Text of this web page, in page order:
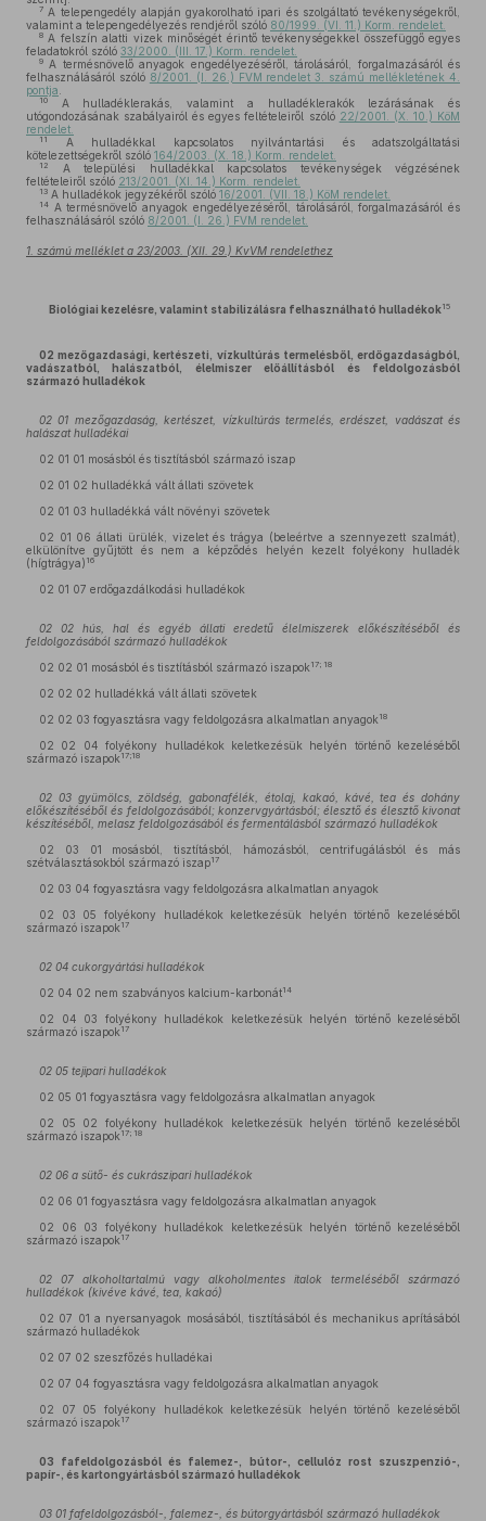
7 A telepengedély alapján gyakorolható ipari és szolgáltató tevékenységekről,
valamint a telepengedélyezés rendjéről szóló 80/1999. (VI. 11.) Korm. rendelet.
8 A felszín alatti vizek minőségét érintő tevékenységekkel összefüggő egyes
feladatokról szóló 33/2000. (III. 17.) Korm. rendelet.
9 A termésnövelő anyagok engedélyezéséről, tárolásáról, forgalmazásáról és
felhasználásáról szóló 8/2001. (I. 26.) FVM rendelet 3. számú mellékletének 4.
pontja
10
A hulladéklerakás, valamint a hulladéklerakók lezárásának és
utógondozásának szabályairól és egyes feltételeiről szóló 22/2001. (X. 10.) KöM
rendelet.
11
A hulladékkal kapcsolatos nyilvántartási és adatszolgáltatási
kötelezettségekről szóló 164/2003. (X. 18.) Korm. rendelet.
12
A települési hulladékkal kapcsolatos tevékenységek végzésének
feltételeiről szóló 213/2001. (XI. 14.) Korm. rendelet.
13 A hulladékok jegyzékéről szóló 16/2001. (VII. 18.) KöM rendelet.
14 A termésnövelő anyagok engedélyezéséről, tárolásáról, forgalmazásáról és
felhasználásáról szóló 8/2001. (I. 26.) FVM rendelet.
1. számú melléklet a 23/2003. (XII. 29.) KvVM rendelethez
Biológiai kezelésre, valamint stabilizálásra felhasználható hulladékok15
02 mezőgazdasági, kertészeti, vízkultúrás termelésből, erdőgazdaságból,
vadászatból, halászatból, élelmiszer előállításból és feldolgozásból
származó hulladékok
02 01 mezőgazdaság, kertészet, vízkultúrás termelés, erdészet, vadászat és
halászat hulladékai
02 01 01 mosásból és tisztításból származó iszap
02 01 02 hulladékká vált állati szövetek
02 01 03 hulladékká vált növényi szövetek
02 01 06 állati ürülék, vizelet és trágya (beleértve a szennyezett szalmát),
elkülönítve gyűjtött és nem a képződés helyén kezelt folyékony hulladék
(hígtrágya) 16
02 01 07 erdőgazdálkodási hulladékok
02 02 hús, hal és egyéb állati eredetű élelmiszerek előkészítéséből és
feldolgozásából származó hulladékok
02 02 01 mosásból és tisztításból származó iszapok 17; 18
02 02 02 hulladékká vált állati szövetek
02 02 03 fogyasztásra vagy feldolgozásra alkalmatlan anyagok 18
02 02 04 folyékony hulladékok keletkezésük helyén történő kezeléséből
származó iszapok 17;18
02 03 gyümölcs, zöldség, gabonafélék, étolaj, kakaó, kávé, tea és dohány
előkészítéséből és feldolgozásából; konzervgyártásból; élesztő és élesztő kivonat
készítéséből, melasz feldolgozásából és fermentálásból származó hulladékok
02 03 01 mosásból, tisztításból, hámozásból, centrifugálásból és más
szétválasztásokból származó iszap17
02 03 04 fogyasztásra vagy feldolgozásra alkalmatlan anyagok
02 03 05 folyékony hulladékok keletkezésük helyén történő kezeléséből
származó iszapok 17
02 04 cukorgyártási hulladékok
02 04 02 nem szabványos kalcium-karbonát14
02 04 03 folyékony hulladékok keletkezésük helyén történő kezeléséből
származó iszapok 17
02 05 tejipari hulladékok
02 05 01 fogyasztásra vagy feldolgozásra alkalmatlan anyagok
02 05 02 folyékony hulladékok keletkezésük helyén történő kezeléséből
származó iszapok 17; 18
02 06 a sütő- és cukrászipari hulladékok
02 06 01 fogyasztásra vagy feldolgozásra alkalmatlan anyagok
02 06 03 folyékony hulladékok keletkezésük helyén történő kezeléséből
származó iszapok 17
02 07 alkoholtartalmú vagy alkoholmentes italok termeléséből származó
hulladékok (kivéve kávé, tea, kakaó)
02 07 01 a nyersanyagok mosásából, tisztításából és mechanikus aprításából
származó hulladékok
02 07 02 szeszfőzés hulladékai
02 07 04 fogyasztásra vagy feldolgozásra alkalmatlan anyagok
02 07 05 folyékony hulladékok keletkezésük helyén történő kezeléséből
származó iszapok 17
03 fafeldolgozásból és falemez-, bútor-, cellulóz rost szuszpenzió-,
papír-, és kartongyártásból származó hulladékok
03 01 fafeldolgozásból-, falemez-, és bútorgyártásból származó hulladékok